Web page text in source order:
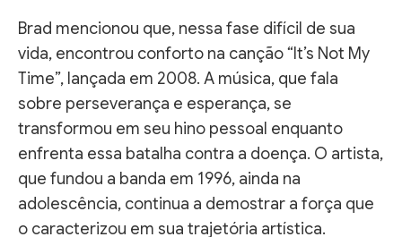
Brad mencionou que, nessa fase difícil de sua
vida, encontrou conforto na canção “It’s Not My
Time”, lançada em 2008. A música, que fala
sobre perseverança e esperança, se
transformou em seu hino pessoal enquanto
enfrenta essa batalha contra a doença. O artista,
que fundou a banda em 1996, ainda na
adolescência, continua a demostrar a força que
o caracterizou em sua trajetória artística.